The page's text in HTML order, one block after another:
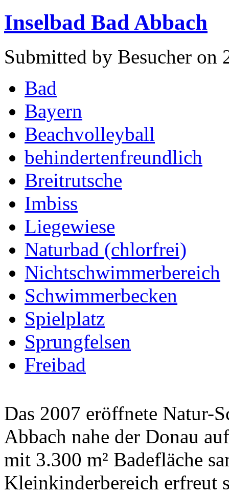
Inselbad Bad Abbach
Submitted by Besucher on
Bad
Bayern
Beachvolleyball
behindertenfreundlich
Breitrutsche
Imbiss
Liegewiese
Naturbad (chlorfrei)
Nichtschwimmerbereich
Schwimmerbecken
Spielplatz
Sprungfelsen
Freibad
Das 2007 eröffnete Natur-
Abbach nahe der Donau
mit 3.300 m² Badefläche
Kleinkinderbereich erfreut